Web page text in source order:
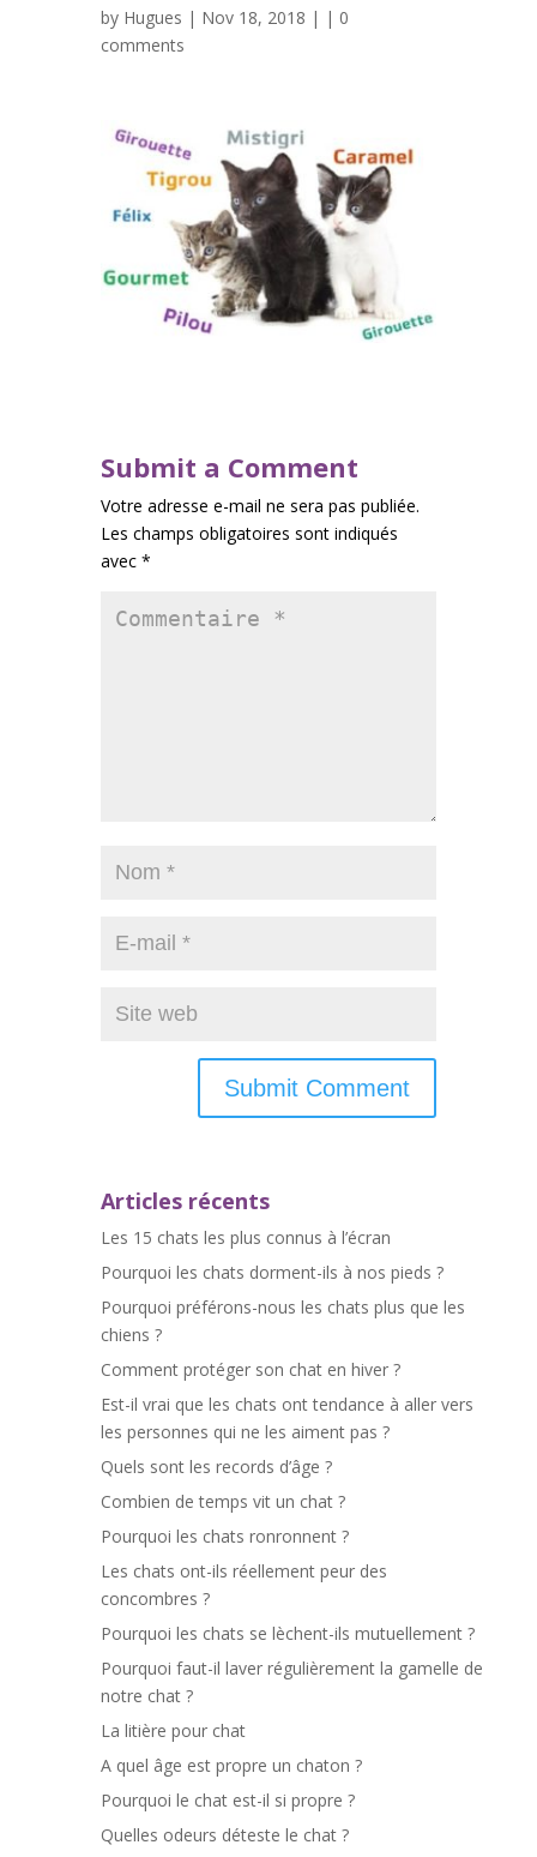
by Hugues | Nov 18, 2018 | | 0
comments
Submit a Comment
Votre adresse e-mail ne sera pas publiée.
Les champs obligatoires sont indiqués
avec *
Articles récents
Les 15 chats les plus connus à l’écran
Pourquoi les chats dorment-ils à nos pieds ?
Pourquoi préférons-nous les chats plus que les
chiens ?
Comment protéger son chat en hiver ?
Est-il vrai que les chats ont tendance à aller vers
les personnes qui ne les aiment pas ?
Quels sont les records d’âge ?
Combien de temps vit un chat ?
Pourquoi les chats ronronnent ?
Les chats ont-ils réellement peur des
concombres ?
Pourquoi les chats se lèchent-ils mutuellement ?
Pourquoi faut-il laver régulièrement la gamelle de
notre chat ?
La litière pour chat
A quel âge est propre un chaton ?
Pourquoi le chat est-il si propre ?
Quelles odeurs déteste le chat ?